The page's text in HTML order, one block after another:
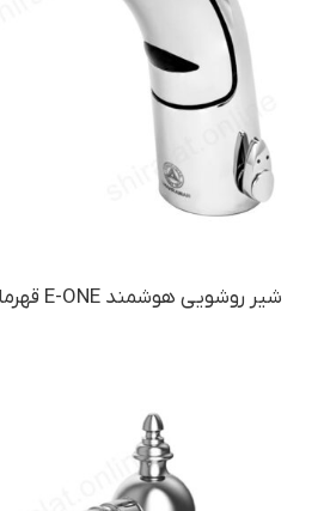
شیر روشویی هوشمند E-ONE قهرمان